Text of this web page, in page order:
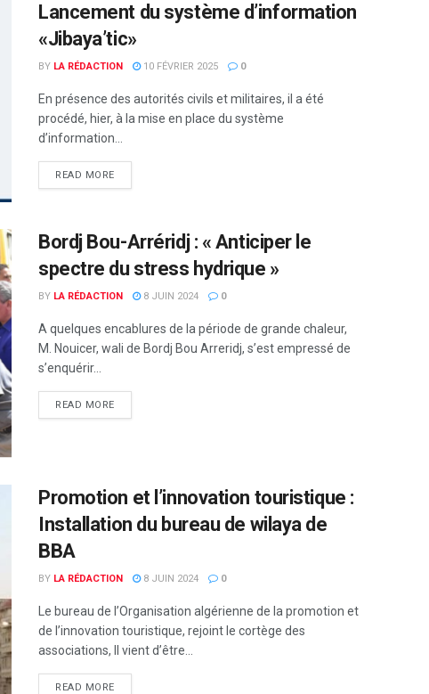
Lancement du système d’information
«Jibaya’tic»
BY LA RÉDACTION 10 FÉVRIER 2025 0
En présence des autorités civils et militaires, il a été
procédé, hier, à la mise en place du système
d’information...
READ MORE
Bordj Bou-Arréridj : « Anticiper le
spectre du stress hydrique »
BY LA RÉDACTION 8 JUIN 2024 0
A quelques encablures de la période de grande chaleur,
M. Nouicer, wali de Bordj Bou Arreridj, s’est empressé de
s’enquérir...
READ MORE
Promotion et l’innovation touristique :
Installation du bureau de wilaya de
BBA
BY LA RÉDACTION 8 JUIN 2024 0
Le bureau de l’Organisation algérienne de la promotion et
de l’innovation touristique, rejoint le cortège des
associations, Il vient d’être...
READ MORE